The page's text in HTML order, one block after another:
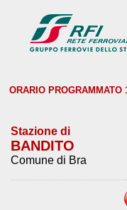
ORARIO
Stazione di
BANDITO
Comune di Bra